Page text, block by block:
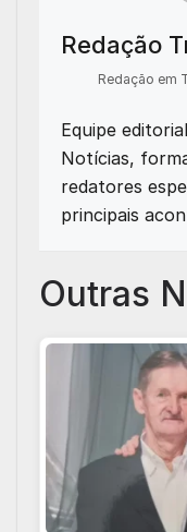
Redação
Redação em
Equipe
Notícias,
redatores
principais
Outras